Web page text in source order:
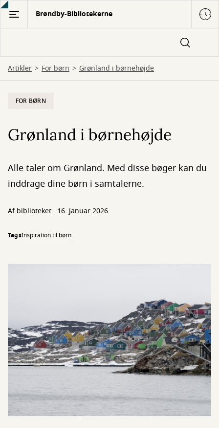
Gå
hovedindhold
Brøndby-Bibliotekerne
Artikler For børn Grønland i børnehøjde
FOR BØRN
Grønland i børnehøjde
Alle taler om Grønland. Med disse bøger kan du
inddrage dine børn i samtalerne.
Af biblioteket 16. januar 2026
TagsInspiration til børn